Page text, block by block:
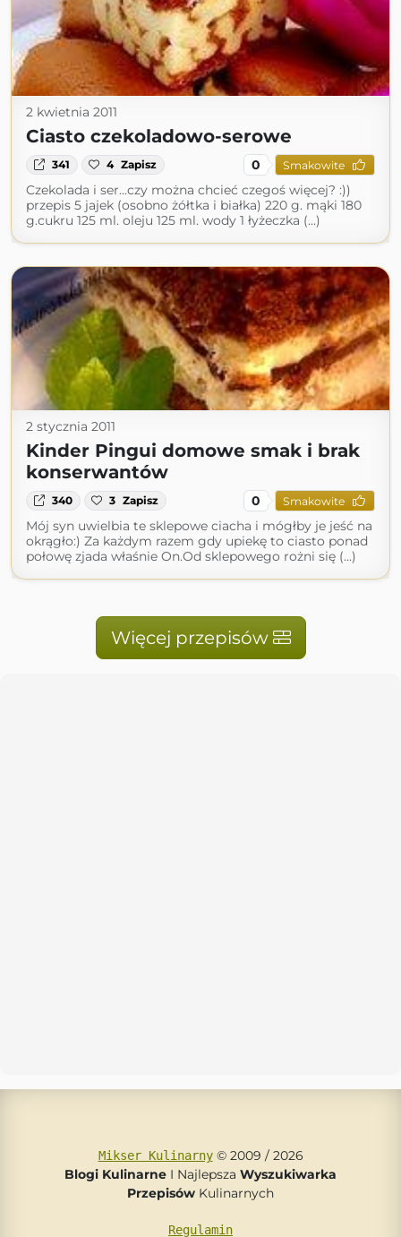
2 kwietnia 2011
Ciasto czekoladowo-serowe
341 4 Zapisz 0 Smakowite
Czekolada i ser...czy można chcieć czegoś więcej? :))
przepis 5 jajek (osobno żółtka i białka) 220 g. mąki 180
g.cukru 125 ml. oleju 125 ml. wody 1 łyżeczka (...)
2 stycznia 2011
Kinder Pingui domowe smak i brak
konserwantów
340 3 Zapisz 0 Smakowite
Mój syn uwielbia te sklepowe ciacha i mógłby je jeść na
okrągło:) Za każdym razem gdy upiekę to ciasto ponad
połowę zjada właśnie On.Od sklepowego rożni się (...)
Więcej przepisów
Mikser Kulinarny© 2009 / 2026
Blogi Kulinarne I Najlepsza Wyszukiwarka
Przepisów Kulinarnych
Regulamin